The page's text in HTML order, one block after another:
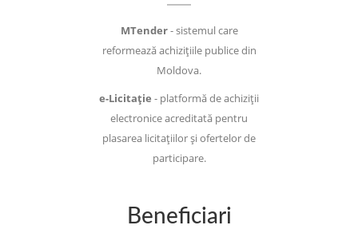
MTender- sistemul care
reformează achizițiile publice din
Moldova.
e-Licitație - platformă de achiziții
electronice acreditată pentru
plasarea licitațiilor și ofertelor de
participare.
Beneficiari